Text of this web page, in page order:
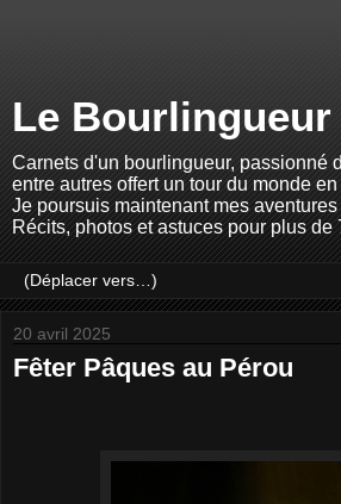
Le Bourlingueur
Carnets d'un bourlingueur, passionné
entre autres offert un tour du monde en
Je poursuis maintenant mes
Récits, photos et astuces pour plus de
20 avril 2025
Fêter Pâques au Pérou